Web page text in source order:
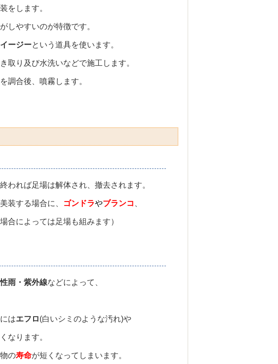
をします。
しやすいのが特徴です。
ージーという道具を使います。
取り及び水洗いなどで施工します。
調合後、噴霧します。
われば足場は解体され、撤去されます。
装する場合に、 ゴンドラやブランコ
場合によっては足場も組みます）
雨・紫外線などによって、
はエフロ(白いシミのような汚れ)や
なります。
の寿命が短くなってしまいます。